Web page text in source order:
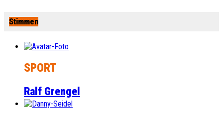
Stimmen
SPORT
Ralf Grengel